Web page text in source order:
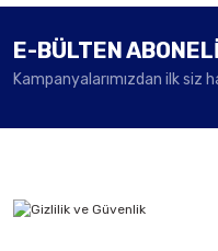
E-BÜLTEN
Kampanyalarımızdan ilk siz